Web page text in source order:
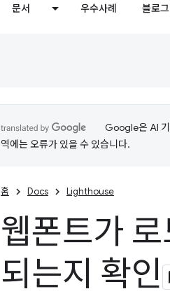
문서 우수사례 블로그
Google은 AI 기
역에는 오류가 있을 수 있습니다.
홈 Docs Lighthouse
웹폰트가
되는지 확인